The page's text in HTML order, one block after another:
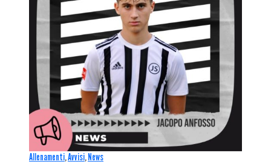
Allenamenti,Avvisi,News